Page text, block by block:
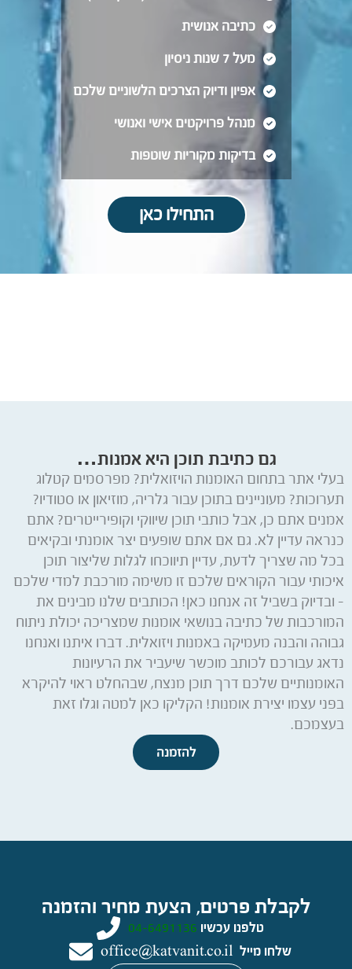
כתיבה אנושית
מעל 7 שנות ניסיון
אפיון ודיוק הצרכים הלשוניים שלכם
מנהל פרויקטים אישי ואנושי
בדיקות מקוריות שוטפות
התחילו כאן
גם כתיבת תוכן היא אמנות…
בעלי אתר בתחום האומנות הויזואלית? מפרסמים קטלוג
תערוכות? מעוניינים בתוכן עבור גלריה, מוזיאון או סטודיו?
אמנים אתם כן, אבל כותבי תוכן שיווקי וקופירייטרים? אתם
כנראה עדיין לא. גם אם אתם שופעים יצר אומנתי ובקיאים
בכל מה שצריך לדעת, עדיין תיווכחו לגלות שליצור תוכן
איכותי עבור הקוראים שלכם זו משימה מורכבת למדי שלכם
– ובדיוק בשביל זה אנחנו כאן! הכותבים שלנו מבינים את
המורכבות של כתיבה בנושאי אומנות שמצריכה יכולת ניתוח
גבוהה והבנה מעמיקה באמנות ויזואלית. דברו איתנו ואנחנו
נדאג עבורכם לכותב מוכשר שיעביר את הרעיונות
האומנותיים שלכם דרך תוכן מנצח, שבהחלט ראוי להיקרא
בפני עצמו יצירת אומנות! הקליקו כאן למטה וגלו זאת
בעצמכם.
להזמנה
לקבלת פרטים, הצעת מחיר והזמנה
טלפנו עכשיו 04-6491136
שלחו מייל office@katvanit.co.il